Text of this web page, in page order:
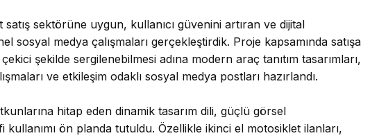
sektörüne uygun, kullanıcı güvenini artıran ve dijital
medya çalışmaları gerçekleştirdik. Proje kapsamında satışa
şekilde sergilenebilmesi adına modern araç tanıtım tasarımları,
ve etkileşim odaklı sosyal medya postları hazırlandı.
hitap eden dinamik tasarım dili, güçlü görsel
ön planda tutuldu. Özellikle ikinci el motosiklet ilanları,